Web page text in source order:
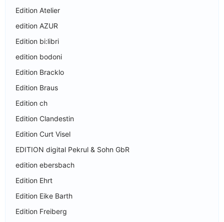
Edition Atelier
edition AZUR
Edition bi:libri
edition bodoni
Edition Bracklo
Edition Braus
Edition ch
Edition Clandestin
Edition Curt Visel
EDITION digital Pekrul & Sohn GbR
edition ebersbach
Edition Ehrt
Edition Eike Barth
Edition Freiberg